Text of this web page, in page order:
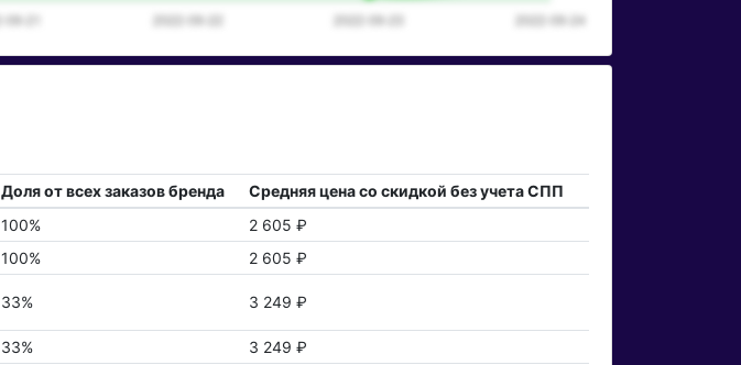
Доля от всех заказов бренда
Средняя цена со скидкой без учета СПП
100%
2 605 ₽
100%
2 605 ₽
33% 3 249 ₽
33%
3 249 ₽